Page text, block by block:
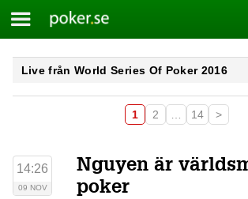
Skip
Meny
Poker.se
Live från World Series Of Poker 2016
1 2 14 >
14:26
09 NOV
Nguyen är
poker